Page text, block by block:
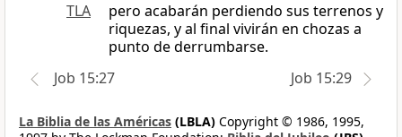
TLA
pero acabarán perdiendo sus terrenos y
riquezas, y al final vivirán en chozas a
punto de derrumbarse.
Job 15:27
Job 15:29
La Biblia de las Américas (LBLA) Copyright © 1986, 1995,